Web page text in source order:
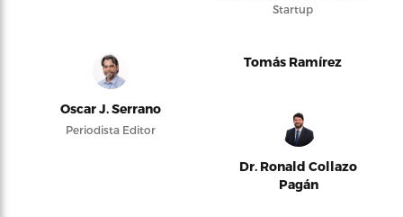
Startup
Oscar J. Serrano
Periodista Editor
Tomás Ramírez
Dr. Ronald Collazo
Pagán